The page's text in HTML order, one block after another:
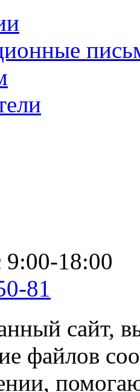
9:00-18:00
81
сайт,
файлов